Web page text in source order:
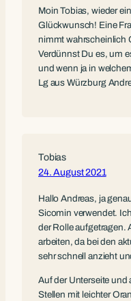
Moin Tobias, wieder
Glückwunsch! Eine
nimmt wahrscheinlich
Verdünnst Du es, um
und wenn ja in
Lg aus Würzburg
Tobias
24. August 2021
Hallo Andreas, ja
Sicomin verwendet.
der Rolle
arbeiten, da bei den
sehr schnell anzieht
Auf der Unterseite und
Stellen mit leichter